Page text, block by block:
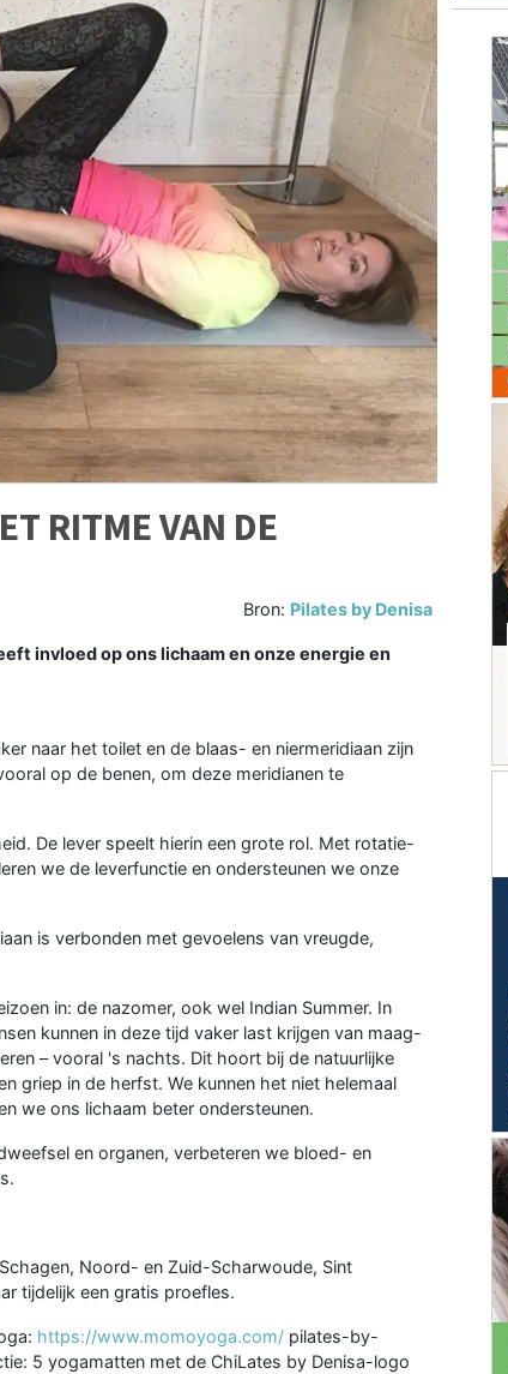
RITME VAN DE
Bron: Pilates by Denisa
invloed op ons lichaam en onze energie en
naar het toilet en de blaas- en niermeridiaan zijn
op de benen, om deze meridianen te
De lever speelt hierin een grote rol. Met rotatie-
we de leverfunctie en ondersteunen we onze
is verbonden met gevoelens van vreugde,
in: de nazomer, ook wel Indian Summer. In
kunnen in deze tijd vaker last krijgen van maag-
– vooral 's nachts. Dit hoort bij de natuurlijke
griep in de herfst. We kunnen het niet helemaal
we ons lichaam beter ondersteunen.
en organen, verbeteren we bloed- en
Noord- en Zuid-Scharwoude, Sint
tijdelijk een gratis proefles.
https://www.momoyoga.com/ pilates-by-
5 yogamatten met de ChiLates by Denisa-logo